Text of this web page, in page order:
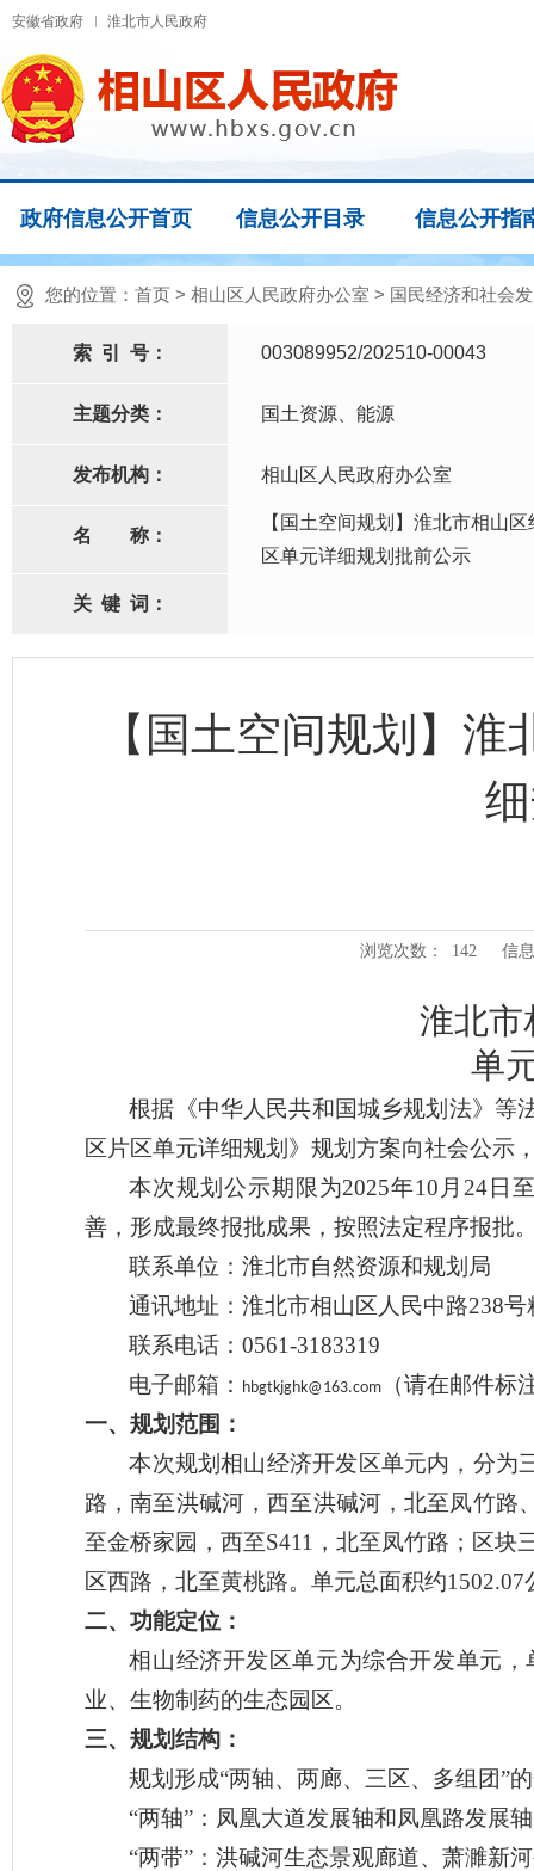
安徽省政府 淮北市人民政府
政府信息公开首页 信息公开目录 信息公开指
您的位置： 首页 > 相山区人民政府办公室 > 国民经济和社会
索 引 号： 003089952/202510-00043
主题分类： 国土资源、能源
发布机构： 相山区人民政府办公室
名 称：
【国土空间规划】淮北市相山
区单元详细规划批前公示
关 键 词：
【国土空间规划】
浏览次数： 142 信
淮北市
单
根据《中华人民共和国城乡规划法》等
区片区单元详细规划 》规划方案向社会公示
本次规划公示期限为2025年10月24 日
善，形成最终报批成果，按照法定程序报批
联系单位 ：淮北市自然资源和规划局
通讯地址：淮北市相山区人民中路238
联系电话：0561-3183319
电子邮箱： hbgtkjghk@163.com
（请在邮件标
一、 规划范围：
本次规划相山经济开发区单元内，分为
路，南至洪碱河，西至洪碱河，北至凤竹路
至金桥家园，西至S411，北至凤竹路；区块
区西路，北至黄桃路。单元总面积约
二、功能定位：
相山经济开发区单元为综合开发单元
业、生物制药的生态园区。
三、规划结构：
规划形成“两轴、两廊、三区、多组团”
“两轴”：凤凰大道发展轴和凤凰路发展轴
“两带”：洪碱河生态景观廊道、萧濉新